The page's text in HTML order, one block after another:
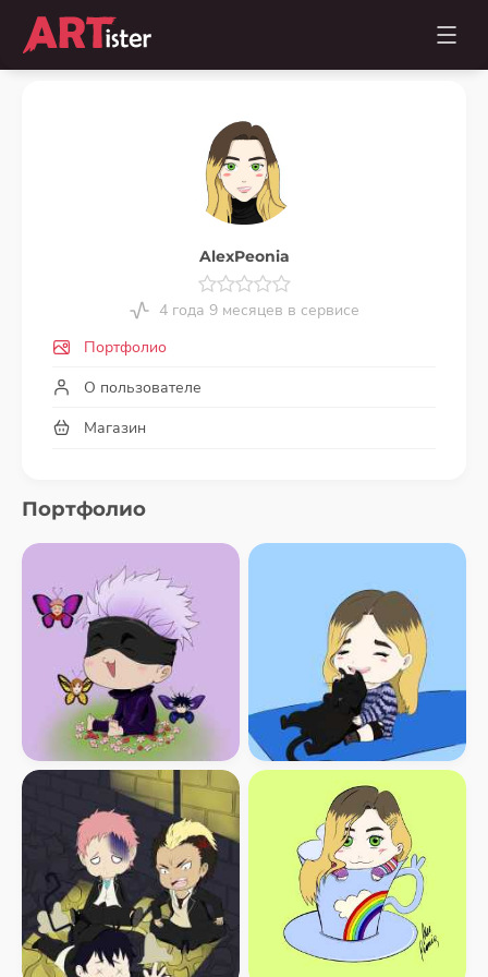
AlexPeonia
4 года 9 месяцев в сервисе
Портфолио
О пользователе
Магазин
Портфолио